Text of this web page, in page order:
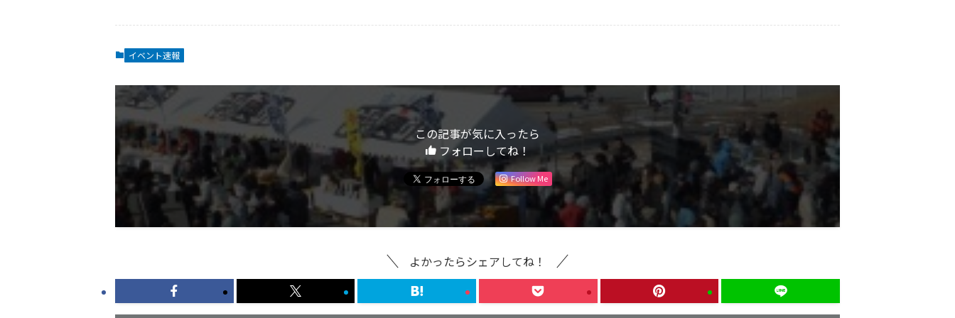
イベント速報
この記事が気に入ったら
フォローしてね！
Follow Me
よかったらシェアしてね！